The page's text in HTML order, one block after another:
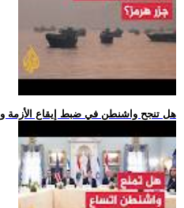
.. هل تنجح واشنطن في ضبط إيقاع الأزمة